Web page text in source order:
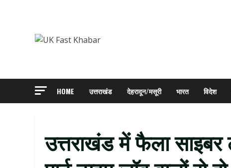
HOME उत्तराखंड देहरादून/मसूरी भारत विदेश
उत्तराखंड में फैला